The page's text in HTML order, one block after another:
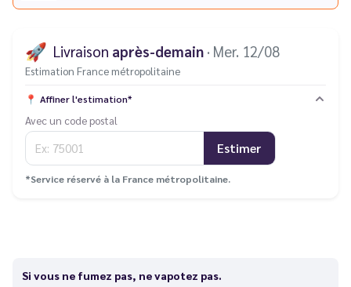
🚀 Livraison après-demain · Mer. 12/08
Estimation France métropolitaine
📍 Affiner l'estimation*
Avec un code postal
Estimer
*Service réservé à la France métropolitaine.
Si vous ne fumez pas, ne vapotez pas.